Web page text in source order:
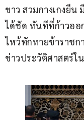
ขาว สวมกางเกงยี
ได้ชัด ทันทีที่ก้าวอ
ไหว้ทักทายข้าราช
ข่าวประวัติศาสตร์ใ